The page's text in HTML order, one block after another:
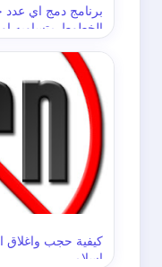
برنامج دمج اي
الخطوط متساويه
اسلامي